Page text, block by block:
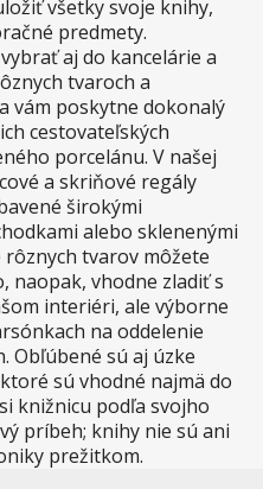
všetky svoje knihy,
predmety.
aj do kancelárie a
tvaroch a
vám poskytne dokonalý
cestovateľských
porcelánu. V našej
a skriňové regály
širokými
alebo sklenenými
rôznych tvarov môžete
naopak, vhodne zladiť s
interiéri, ale výborne
na oddelenie
Obľúbené sú aj úzke
sú vhodné najmä do
knižnicu podľa svojho
príbeh; knihy nie sú ani
prežitkom.